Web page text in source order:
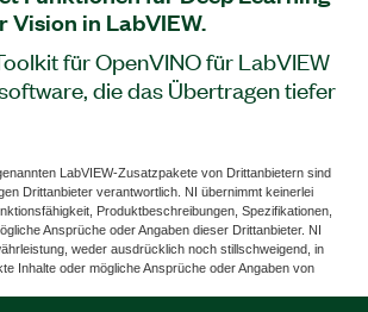
Vision in LabVIEW.
für OpenVINO für LabVIEW
die das Übertragen tiefer
in LabVIEW mit Hilfe des Open-
diesem Zusatzpaket können Sie
Netze für Bildverarbeitungs- und
wie
Objekterkennung und
konfigurieren und
LabVIEW-Zusatzpakete von Drittanbietern sind
Drittanbieter verantwortlich. NI übernimmt keinerlei
Produktbeschreibungen, Spezifikationen,
Ansprüche oder Angaben dieser Drittanbieter. NI
weder ausdrücklich noch stillschweigend, in
Inhalte oder mögliche Ansprüche oder Angaben von